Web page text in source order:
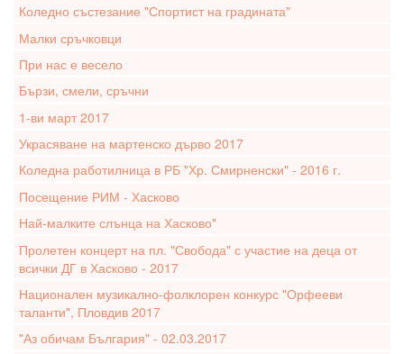
Коледно състезание "Спортист на градината"
Малки сръчковци
При нас е весело
Бързи, смели, сръчни
1-ви март 2017
Украсяване на мартенско дърво 2017
Коледна работилница в РБ "Хр. Смирненски" - 2016 г.
Посещение РИМ - Хасково
Най-малките слънца на Хасково"
Пролетен концерт на пл. "Свобода" с участие на деца от
всички ДГ в Хасково - 2017
Национален музикално-фолклорен конкурс "Орфееви
таланти", Пловдив 2017
"Аз обичам България" - 02.03.2017